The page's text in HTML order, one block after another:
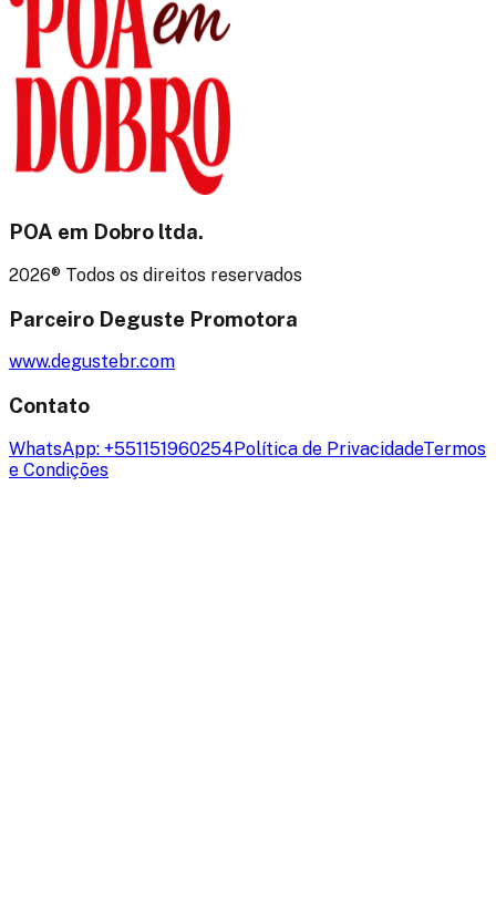
POA em Dobro ltda.
2026® Todos os direitos reservados
Parceiro Deguste Promotora
www.degustebr.com
Contato
WhatsApp: +551151960254Política de PrivacidadeTermos
e Condições